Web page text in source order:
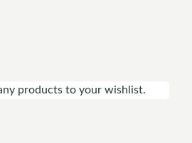
products to your wishlist.